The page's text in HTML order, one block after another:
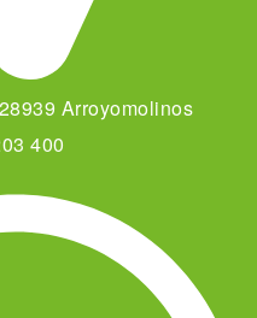
Arroyomolinos
400